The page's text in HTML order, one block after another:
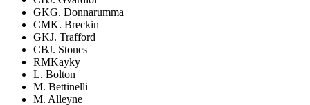
GKG. Donnarumma
CMK. Breckin
GKJ. Trafford
CBJ. Stones
RMKayky
L. Bolton
M. Bettinelli
M. Alleyne